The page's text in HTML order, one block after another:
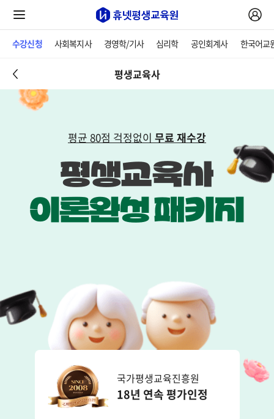
수강신청 사회복지사 경영학/기사 심리학 공인회계사 한국어교
평생교육사
평균 80점 걱정없이 무료 재수강
국가평생교육진흥원
18년 연속 평가인정